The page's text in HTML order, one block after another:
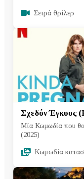
Σειρά θρίλερ
Σχεδόν Έγκυος
Μία Κωμωδία που θα
(2025)
Κωμωδία